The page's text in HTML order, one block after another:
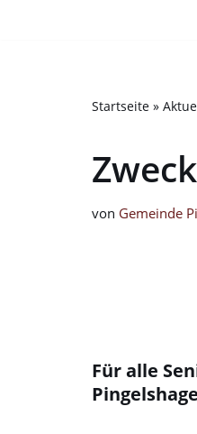
Barrierefreiheitssystem.
Startseite »
von Gemeinde
Für alle